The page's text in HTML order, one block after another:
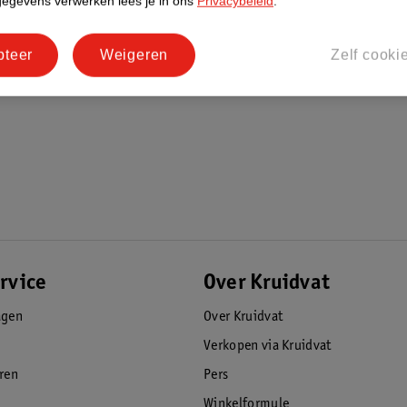
twee keer per week.
Zarqa kiest voor 0%: geen parfum,
voor minder, minimaliseer je het
Over Kruidvat
Over Kruidvat
Verkopen via Kruidvat
Pers
Zelf
Weigeren